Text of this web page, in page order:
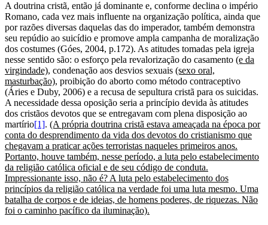
A doutrina cristã, então já dominante e, conforme declina o império
Romano, cada vez mais influente na organização política, ainda que
por razões diversas daquelas das do imperador, também demonstra
seu repúdio ao suicídio e promove ampla campanha de moralização
dos costumes (Góes, 2004, p.172). As atitudes tomadas pela igreja
nesse sentido são: o esforço pela revalorização do casamento (e da
virgindade), condenação aos desvios sexuais (sexo oral,
masturbação), proibição do aborto como método contraceptivo
(Áries e Duby, 2006) e a recusa de sepultura cristã para os suicidas.
A necessidade dessa oposição seria a princípio devida às atitudes
dos cristãos devotos que se entregavam com plena disposição ao
martírio[1]. (A própria doutrina cristã estava ameaçada na época por
conta do desprendimento da vida dos devotos do cristianismo que
chegavam a praticar ações terroristas naqueles primeiros anos.
Portanto, houve também, nesse período, a luta pelo estabelecimento
da religião católica oficial e de seu código de conduta.
Impressionante isso, não é? A luta pelo estabelecimento dos
princípios da religião católica na verdade foi uma luta mesmo. Uma
batalha de corpos e de ideias, de homens poderes, de riquezas. Não
foi o caminho pacífico da iluminação).